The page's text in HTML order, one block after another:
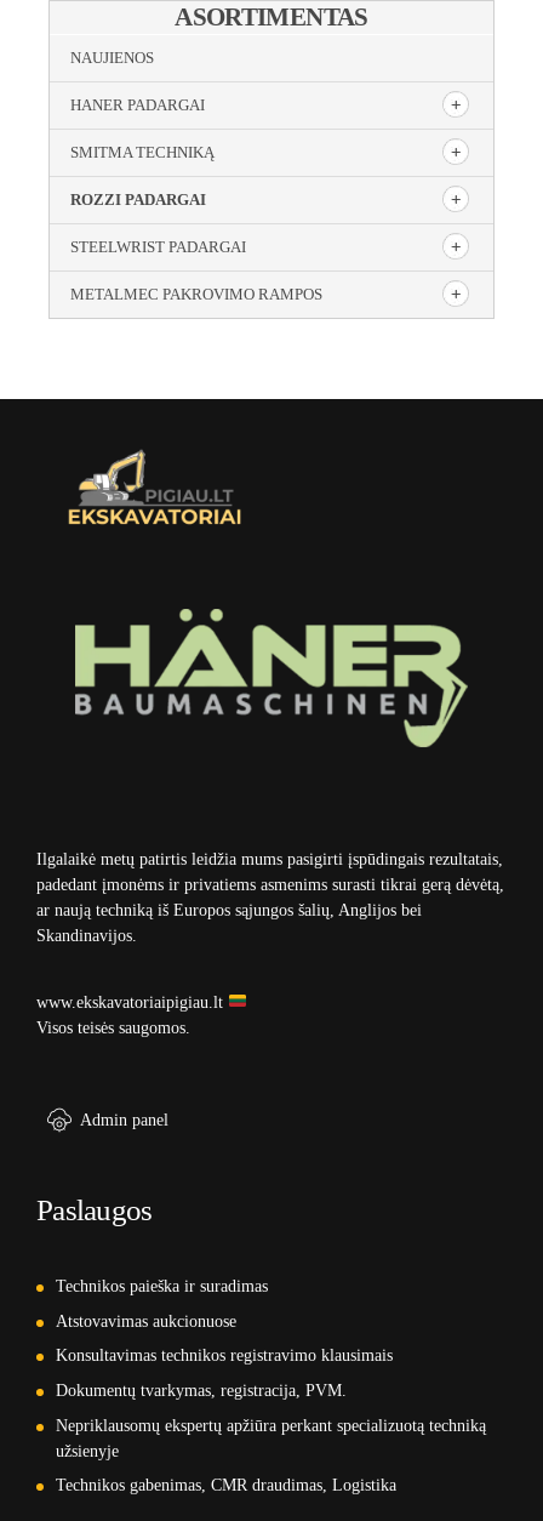
ASORTIMENTAS
NAUJIENOS
HANER PADARGAI
SMITMA TECHNIKĄ
ROZZI PADARGAI
STEELWRIST PADARGAI
METALMEC PAKROVIMO RAMPOS
Ilgalaikė metų patirtis leidžia mums pasigirti įspūdingais rezultatais,
padedant įmonėms ir privatiems asmenims surasti tikrai gerą dėvėtą,
ar naują techniką iš Europos sąjungos šalių, Anglijos bei
Skandinavijos.
www.ekskavatoriaipigiau.lt
Visos teisės saugomos.
Admin panel
Paslaugos
Technikos paieška ir suradimas
Atstovavimas aukcionuose
Konsultavimas technikos registravimo klausimais
Dokumentų tvarkymas, registracija, PVM.
Nepriklausomų ekspertų apžiūra perkant specializuotą techniką
užsienyje
Technikos gabenimas, CMR draudimas, Logistika